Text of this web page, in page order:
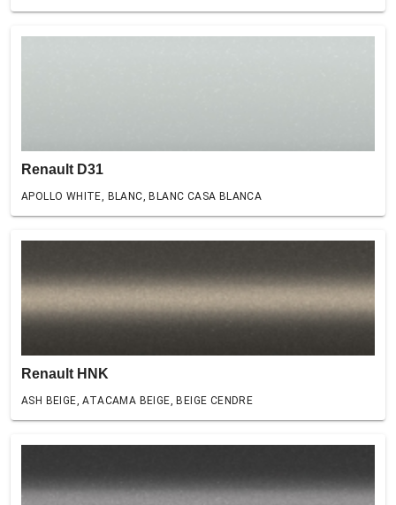
Renault D31
APOLLO WHITE, BLANC, BLANC CASA BLANCA
Renault HNK
ASH BEIGE, ATACAMA BEIGE, BEIGE CENDRE